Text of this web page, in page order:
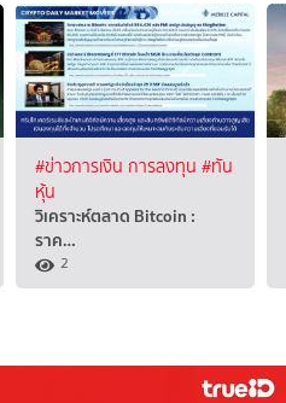
#ข่าวการเงิน การลงทุน #ทัน
หุ้น
วิเคราะห์ตลาด Bitcoin :
ราค…
2